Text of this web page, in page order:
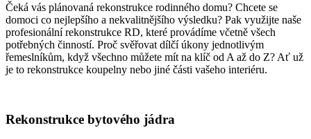
Čeká vás plánovaná rekonstrukce rodinného domu? Chcete se
domoci co nejlepšího a nekvalitnějšího výsledku? Pak využijte naše
profesionální rekonstrukce RD, které provádíme včetně všech
potřebných činností. Proč svěřovat dílčí úkony jednotlivým
řemeslníkům, když všechno můžete mít na klíč od A až do Z? Ať už
je to rekonstrukce koupelny nebo jiné části vašeho interiéru.
Rekonstrukce bytového jádra